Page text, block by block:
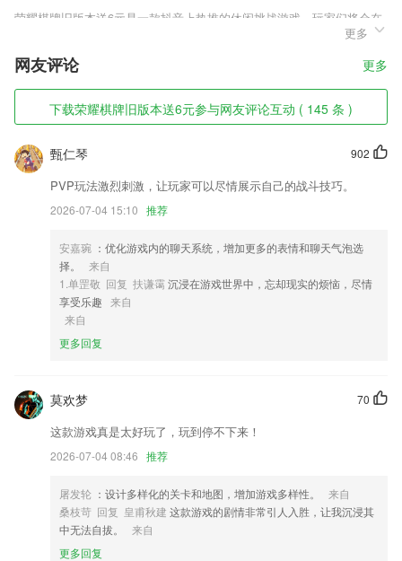
荣耀棋牌旧版本送6元是一款抖音上热推的休闲挑战游戏，玩家们将会在
这里通过不断的移动跑酷过程中，玩家们需要去躲避掉全部的障碍物，在
这个过程中玩家们需要想办法掌握好节奏，同时你也需要去想办法避开麻
烦，尽可能累计足够数量的钻块，让自己的积分可以加强，属于高跟鞋大
师最新正式版本，安卓玩家们可直接下载。
荣耀棋牌旧版本送6元软件特色
1,【一键求书】不怕找不到的书，就怕你不告诉我们。一键求书功能，想
看什么就这么简单；
2,4大类30多种ps滤镜实际效果,肯定让2265图片变的更精彩纷呈;
3,线路：提供景区内旅游线路，畅游沧浪亭尽在其中。
4,设备采购
5,实时语音翻译，随说随译，支持中、英、日、粤语音输入，很好很方便
6,移动远程实时视频: 支持3G/4G和无线（WiFi）网络，真正做到随时随
地的查看；
1.查找起来更加方便，带给大家的是更好的学习体验，这里的培训课程十
分的全面。
2.场景模拟学习，学习场景任意切换，学习进度实时查看，都可以更好去
进行模拟学习。
3.·可以自动记录播放位置,不用担心下次找不到听到哪
4.·多平台互联网，随时想学就学互联网教育，随时随地，想学就学
5.一些真实发生的案例阅读，从根本出发，深层次的解剖，合理化的安排
更多
网友评论 更多
下载荣耀棋牌旧版本送6元参与网友评论互动 ( 145 条 )
902
甄仁琴
PVP玩法激烈刺激，让玩家可以尽情展示自己的战斗技巧。
2026-07-04 15:10 推荐
安嘉琬 ：优化游戏内的聊天系统，增加更多的表情和聊天气泡选
择。
来自
1.单罡敬 回复 扶谦霭沉浸在游戏世界中，忘却现实的烦恼，尽情
享受乐趣 来自
来自
更多回复
70
莫欢梦
这款游戏真是太好玩了，玩到停不下来！
2026-07-04 08:46 推荐
屠发轮 ：设计多样化的关卡和地图，增加游戏多样性。
来自
桑枝苛 回复 皇甫秋建 这款游戏的剧情非常引人入胜，让我沉浸其
中无法自拔。
来自
更多回复